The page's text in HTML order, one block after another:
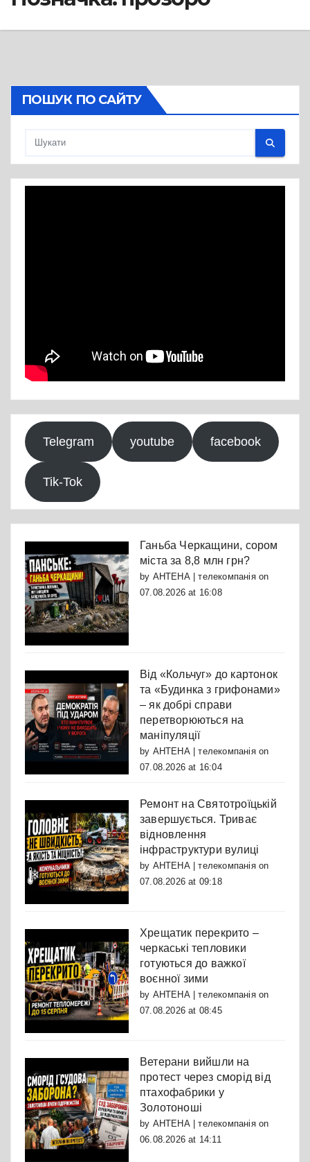
ПОШУК ПО САЙТУ
Telegram youtube facebook
Tik-Tok
Ганьба Черкащини, сором
міста за 8,8 млн грн?
by АНТЕНА | телекомпаніяon
07.08.2026 at 16:08
Від «Кольчуг» до картонок
та «Будинка з грифонами»
– як добрі справи
перетворюються на
маніпуляції
by АНТЕНА | телекомпаніяon
07.08.2026 at 16:04
Ремонт на Святотроїцькій
завершується. Триває
відновлення
інфраструктури вулиці
by АНТЕНА | телекомпаніяon
07.08.2026 at 09:18
Хрещатик перекрито –
черкаські тепловики
готуються до важкої
воєнної зими
by АНТЕНА | телекомпаніяon
07.08.2026 at 08:45
Ветерани вийшли на
протест через сморід від
птахофабрики у
Золотоноші
by АНТЕНА | телекомпаніяon
06.08.2026 at 14:11